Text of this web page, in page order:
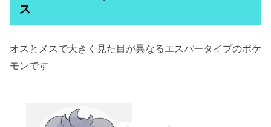
ス
オスとメスで大きく見た目が異なるエスパータイプのポケ
モンです